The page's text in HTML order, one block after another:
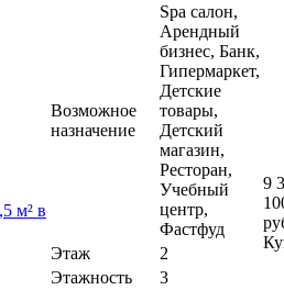
Возможное
назначение
Spa салон,
Арендный
бизнес, Банк,
Гипермаркет,
Детские
товары,
Детский
магазин,
Ресторан,
Учебный
центр,
Фастфуд
Этаж
2
Этажность
3
9